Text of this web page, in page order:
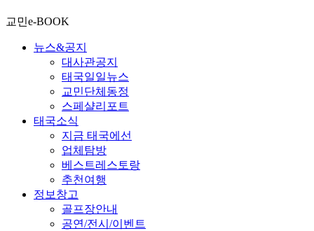
교민e-BOOK
뉴스&공지
대사관공지
태국일일뉴스
교민단체동정
스페샬리포트
태국소식
지금 태국에선
업체탐방
베스트레스토랑
추천여행
정보창고
골프장안내
공연/전시/이벤트